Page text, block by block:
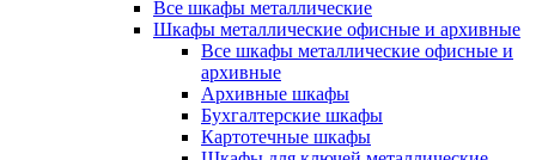
Все шкафы металлические
Шкафы металлические офисные и архивные
Все шкафы металлические офисные и
архивные
Архивные шкафы
Бухгалтерские шкафы
Картотечные шкафы